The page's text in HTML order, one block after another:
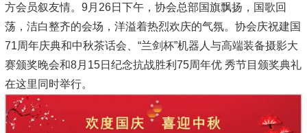
方会员叙友情。9月26日下午，协会总部国旗飘扬，国歌回
荡，洁白整齐的会场，洋溢着热烈欢庆的气氛。协会庆祝建国
71周年庆典和中秋茶话会、“兰剑杯”机器人与高端装备摄影大
赛颁奖晚会和8月15日纪念抗战胜利75周年优 秀节目颁奖典礼
在这里同时举行。